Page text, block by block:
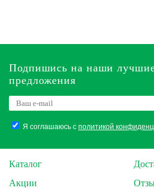
Подпишись на наши
предложения
Я соглашаюсь сполитикой
Каталог
Акции